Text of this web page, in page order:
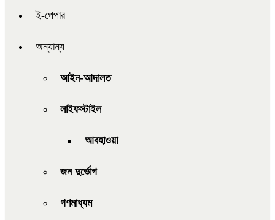
ই-পেপার
অন্যান্য
আইন-আদালত
লাইফস্টাইল
আবহাওয়া
জন দুর্ভোগ
গণমাধ্যম